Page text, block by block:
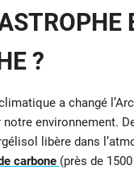
?
a changé
environnement.
libère dans
carbone (près de